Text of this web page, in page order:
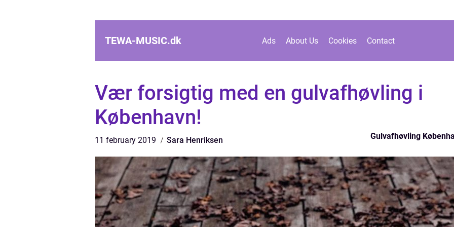
TEWA-MUSIC.dk Ads About Us Cookies Contact
Vær forsigtig med en gulvafhøvling i
København!
11 february 2019 Sara Henriksen Gulvafhøvling